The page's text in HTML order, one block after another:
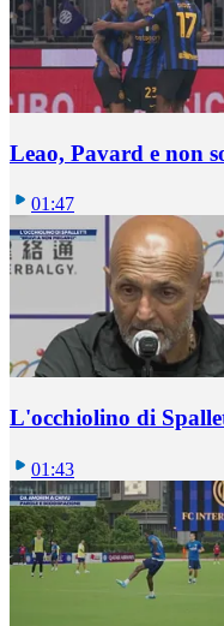
Leao, Pavard e non
01:47
L'occhiolino di
01:43